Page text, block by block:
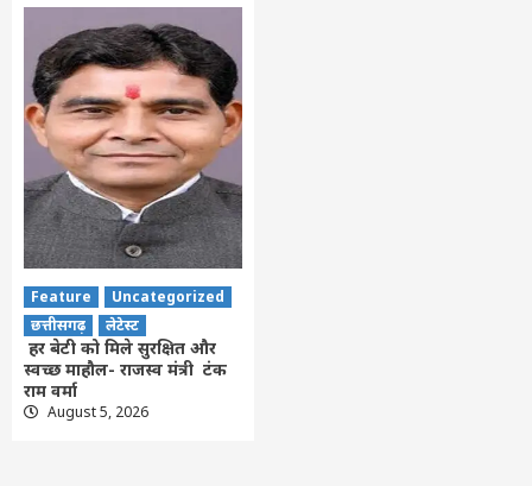
Feature
Uncategorized
छत्तीसगढ़
लेटेस्ट
हर बेटी को मिले सुरक्षित और
स्वच्छ माहौल- राजस्व मंत्री टंक
राम वर्मा
August 5, 2026